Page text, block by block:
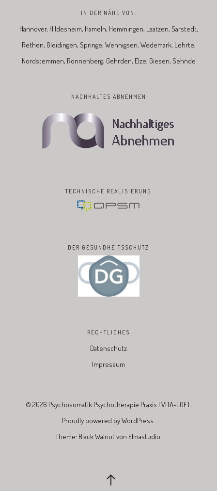
IN DER NÄHE VON:
Hannover, Hildesheim, Hameln, Hemmingen, Laatzen, Sarstedt,
Rethen, Gleidingen, Springe, Wennigsen, Wedemark, Lehrte,
Nordstemmen, Ronnenberg, Gehrden, Elze, Giesen, Sehnde
NACHHALTES ABNEHMEN
TECHNISCHE REALISIERUNG
DER GESUNDHEITSSCHUTZ
RECHTLICHES
Datenschutz
Impressum
© 2026 Psychosomatik Psychotherapie Praxis | VITA-LOFT.
Proudly powered byWordPress.
Theme: Black Walnut von Elmastudio